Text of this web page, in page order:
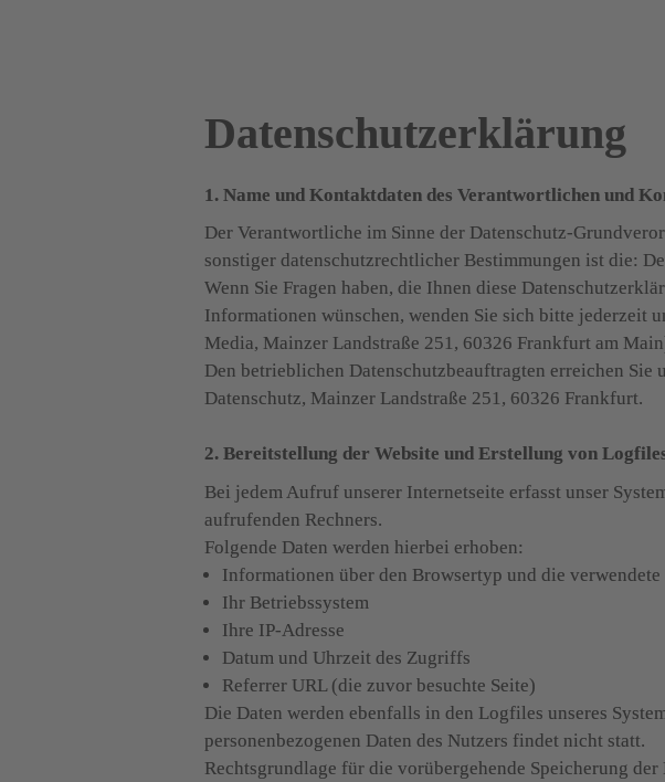
Datenschutzerklärung
1. Name und Kontaktdaten des Verantwortlichen und
Der Verantwortliche im Sinne der Datenschutz-
sonstiger datenschutzrechtlicher Bestimmungen ist die:
Wenn Sie Fragen haben, die Ihnen diese
Informationen wünschen, wenden Sie sich bitte jederzeit
Media, Mainzer Landstraße 251, 60326 Frankfurt am
Den betrieblichen Datenschutzbeauftragten erreichen Sie
Datenschutz, Mainzer Landstraße 251, 60326 Frankfurt.
2. Bereitstellung der Website und Erstellung von
Bei jedem Aufruf unserer Internetseite erfasst unser
aufrufenden Rechners.
Folgende Daten werden hierbei erhoben:
Informationen über den Browsertyp und die verwendete
Ihr Betriebssystem
Ihre IP-Adresse
Datum und Uhrzeit des Zugriffs
Referrer URL (die zuvor besuchte Seite)
Die Daten werden ebenfalls in den Logfiles unseres
personenbezogenen Daten des Nutzers findet nicht statt.
Rechtsgrundlage für die vorübergehende Speicherung